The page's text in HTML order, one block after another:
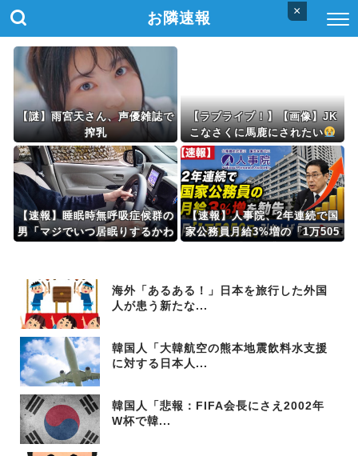
×
お隣速報
【謎】雨宮天さん、声優雑誌で
搾乳
【ラブライブ！】【画像】JK
こなさくに馬鹿にされたい
【速報】睡眠時無呼吸症候群の
男「マジでいつ居眠りするかわ
【速報】人事院、2年連続で国
家公務員月給3%増の「1万505
海外「あるある！」日本を旅行した外国
人が患う新たな...
韓国人「大韓航空の熊本地震飲料水支援
に対する日本人...
韓国人「悲報：FIFA会長にさえ2002年
W杯で韓...